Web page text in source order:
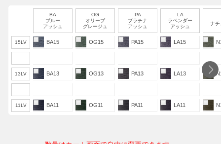
BA
ブルー
アッシュ
OG
オリーブ
グレージュ
PA
プラチナ
アッシュ
LA
ラベンダー
アッシュ
ナチ
15LV BA15 OG15 PA15 LA15
13LV BA13 OG13 PA13 LA13
11LV BA11 OG11 PA11 LA11